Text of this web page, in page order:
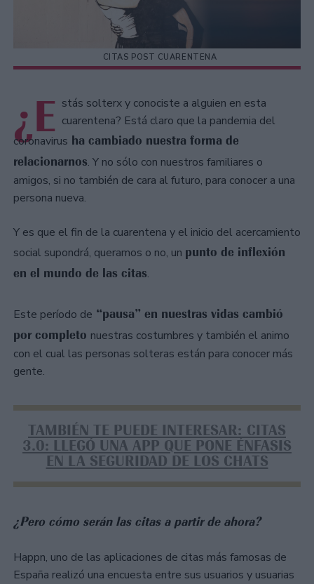
CITAS POST CUARENTENA
¿E stás solterx y conociste a alguien en esta
cuarentena? Está claro que la pandemia del
coronavirus ha cambiado nuestra forma de
relacionarnos. Y no sólo con nuestros familiares o
amigos, si no también de cara al futuro, para conocer a una
persona nueva.
Y es que el fin de la cuarentena y el inicio del acercamiento
social supondrá, queramos o no, un punto de inflexión
en el mundo de las citas.
Este período de “pausa” en nuestras vidas cambió
por completo nuestras costumbres y también el animo
con el cual las personas solteras están para conocer más
gente.
TAMBIÉN TE PUEDE INTERESAR: CITAS
3.0: LLEGÓ UNA APP QUE PONE ÉNFASIS
EN LA SEGURIDAD DE LOS CHATS
¿Pero cómo serán las citas a partir de ahora?
Happn, uno de las aplicaciones de citas más famosas de
España realizó una encuesta entre sus usuarios y usuarias